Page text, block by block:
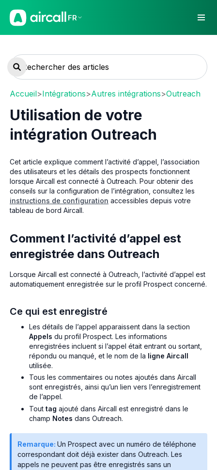
FR
Accueil>Intégrations>Autres intégrations>Outreach
Utilisation de votre
intégration Outreach
Cet article explique comment l’activité d’appel, l’association
des utilisateurs et les détails des prospects fonctionnent
lorsque Aircall est connecté à Outreach. Pour obtenir des
conseils sur la configuration de l’intégration, consultez les
instructions de configuration accessibles depuis votre
tableau de bord Aircall.
Comment l’activité d’appel est
enregistrée dans Outreach
Lorsque Aircall est connecté à Outreach, l’activité d’appel est
automatiquement enregistrée sur le profil Prospect concerné.
Ce qui est enregistré
Les détails de l’appel apparaissent dans la section
Appels du profil Prospect. Les informations
enregistrées incluent si l’appel était entrant ou sortant,
répondu ou manqué, et le nom de la ligne Aircall
utilisée.
Tous les commentaires ou notes ajoutés dans Aircall
sont enregistrés, ainsi qu’un lien vers l’enregistrement
de l’appel.
Tout tag ajouté dans Aircall est enregistré dans le
champ Notes dans Outreach.
Remarque: Un Prospect avec un numéro de téléphone
correspondant doit déjà exister dans Outreach. Les
appels ne peuvent pas être enregistrés sans un